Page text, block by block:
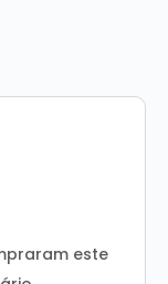
este